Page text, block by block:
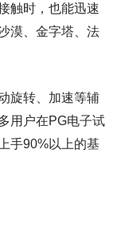
触时，也能迅速
漠、金字塔、法
旋转、加速等辅
用户在PG电子试
手90%以上的基